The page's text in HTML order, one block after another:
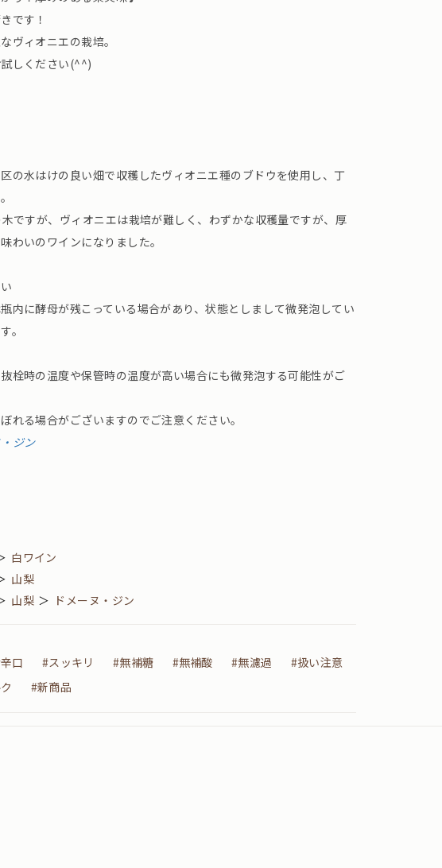
です！
ヴィオニエの栽培。
しください(^^)
の水はけの良い畑で収穫したヴィオニエ種のブドウを使用し、丁
ですが、ヴィオニエは栽培が難しく、わずかな収穫量ですが、厚
わいのワインになりました。
内に酵母が残こっている場合があり、状態としまして微発泡してい
。
栓時の温度や保管時の温度が高い場合にも微発泡する可能性がご
れる場合がございますのでご注意ください。
ジン
白ワイン
山梨
山梨 ＞ ドメーヌ・ジン
口 #スッキリ #無補糖 #無補酸 #無濾過
#扱い注意
#新商品